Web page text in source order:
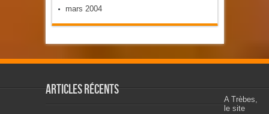
mars 2004
Articles récents
A Trèbes,
le site